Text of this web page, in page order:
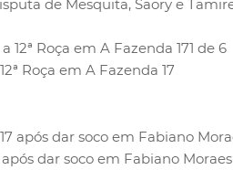
1 de 6
Roça em A Fazenda 17
dar soco em Fabiano Moraes